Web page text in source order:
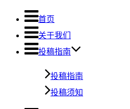
首页
关于我们
投稿指南
投稿指南
投稿须知